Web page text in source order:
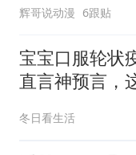
辉哥说动漫 6跟贴
宝宝口服轮状
直言神预言，
冬日看生活